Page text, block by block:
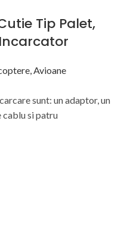
Tip Palet,
Avioane
sunt: un adaptor, un
cablu si patru